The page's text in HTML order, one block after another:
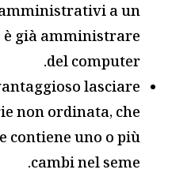
a un
è già amministrare
del computer.
lasciare
non ordinata, che
contiene uno o più
cambi nel seme.